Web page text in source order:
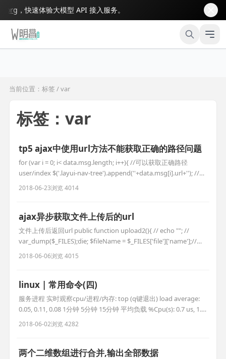
，快速体验大模型 API 接入服务。
当前位置：标签 / var
标签：var
tp5 ajax中使用url方法不能获取正确的路径问题
for (var i = 0; i< data.msg.length; i++){ //可以获取正确路径
user/index $('.layui-nav-tree').append(''+data.msg[i].url+''); //获
取的路径是index/user/index,,多出了个index $('.layui-nav-
tree').append(
2018-06-23浏览 4014
ajax异步获取文件上传后的url
文件上传后返回url public function upload2(){ // echo ""; //
var_dump($_FILES);die; $fileName = $_FILES['file']['name'];//文
件名 $tmpName = $_FILES['file']['tmp_name'];//临时存放的目录
2018-06-06浏览 4015
linux | 常用命令(四)
服务进程 实时观察cpu/进程/内存: top (q键退出) load average:
0.05, 0.11, 0.08 1分钟 5分钟 15分钟 平均负载 %Cpu(s): 0.7 us, 1.4
sy, 0.0 ni, 97.8 id, 0.0 wa, 0.0 hi, 0.0 si, 0.0 st 空闲率97.8 id 越大越
好 KiB Mem : 3
2018-06-02浏览 4282
两个二维数组进行合并,输出全部数据